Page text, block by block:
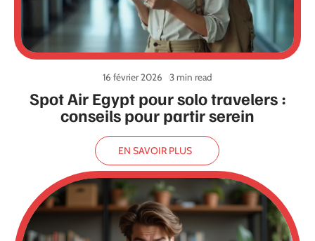
Spot Air Egypt pour solo travelers :
conseils pour partir serein
16 février 2026 3 min read
EN SAVOIR PLUS